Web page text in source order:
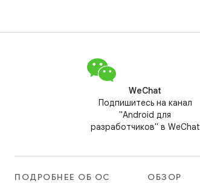
WeChat
Подпишитесь на канал
"Android для
разработчиков" в WeChat
ПОДРОБНЕЕ ОБ ОС
ОБЗОР